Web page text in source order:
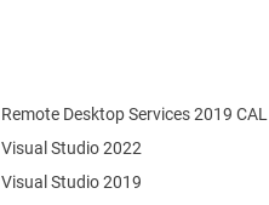
Remote Desktop Services 2019 CAL
Visual Studio 2022
Visual Studio 2019